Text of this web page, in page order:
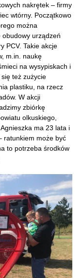
nakrętek – firmy
wtórny. Początkowo
można
urządzeń
PCV. Takie akcje
m.in. naukę
na wysypiskach i
też zużycie
plastiku, na rzecz
W akcji
zbiórkę
olkuskiego,
ma 23 lata i
ratunkiem może być
to potrzeba środków